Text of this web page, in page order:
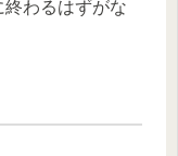
わるはずがな